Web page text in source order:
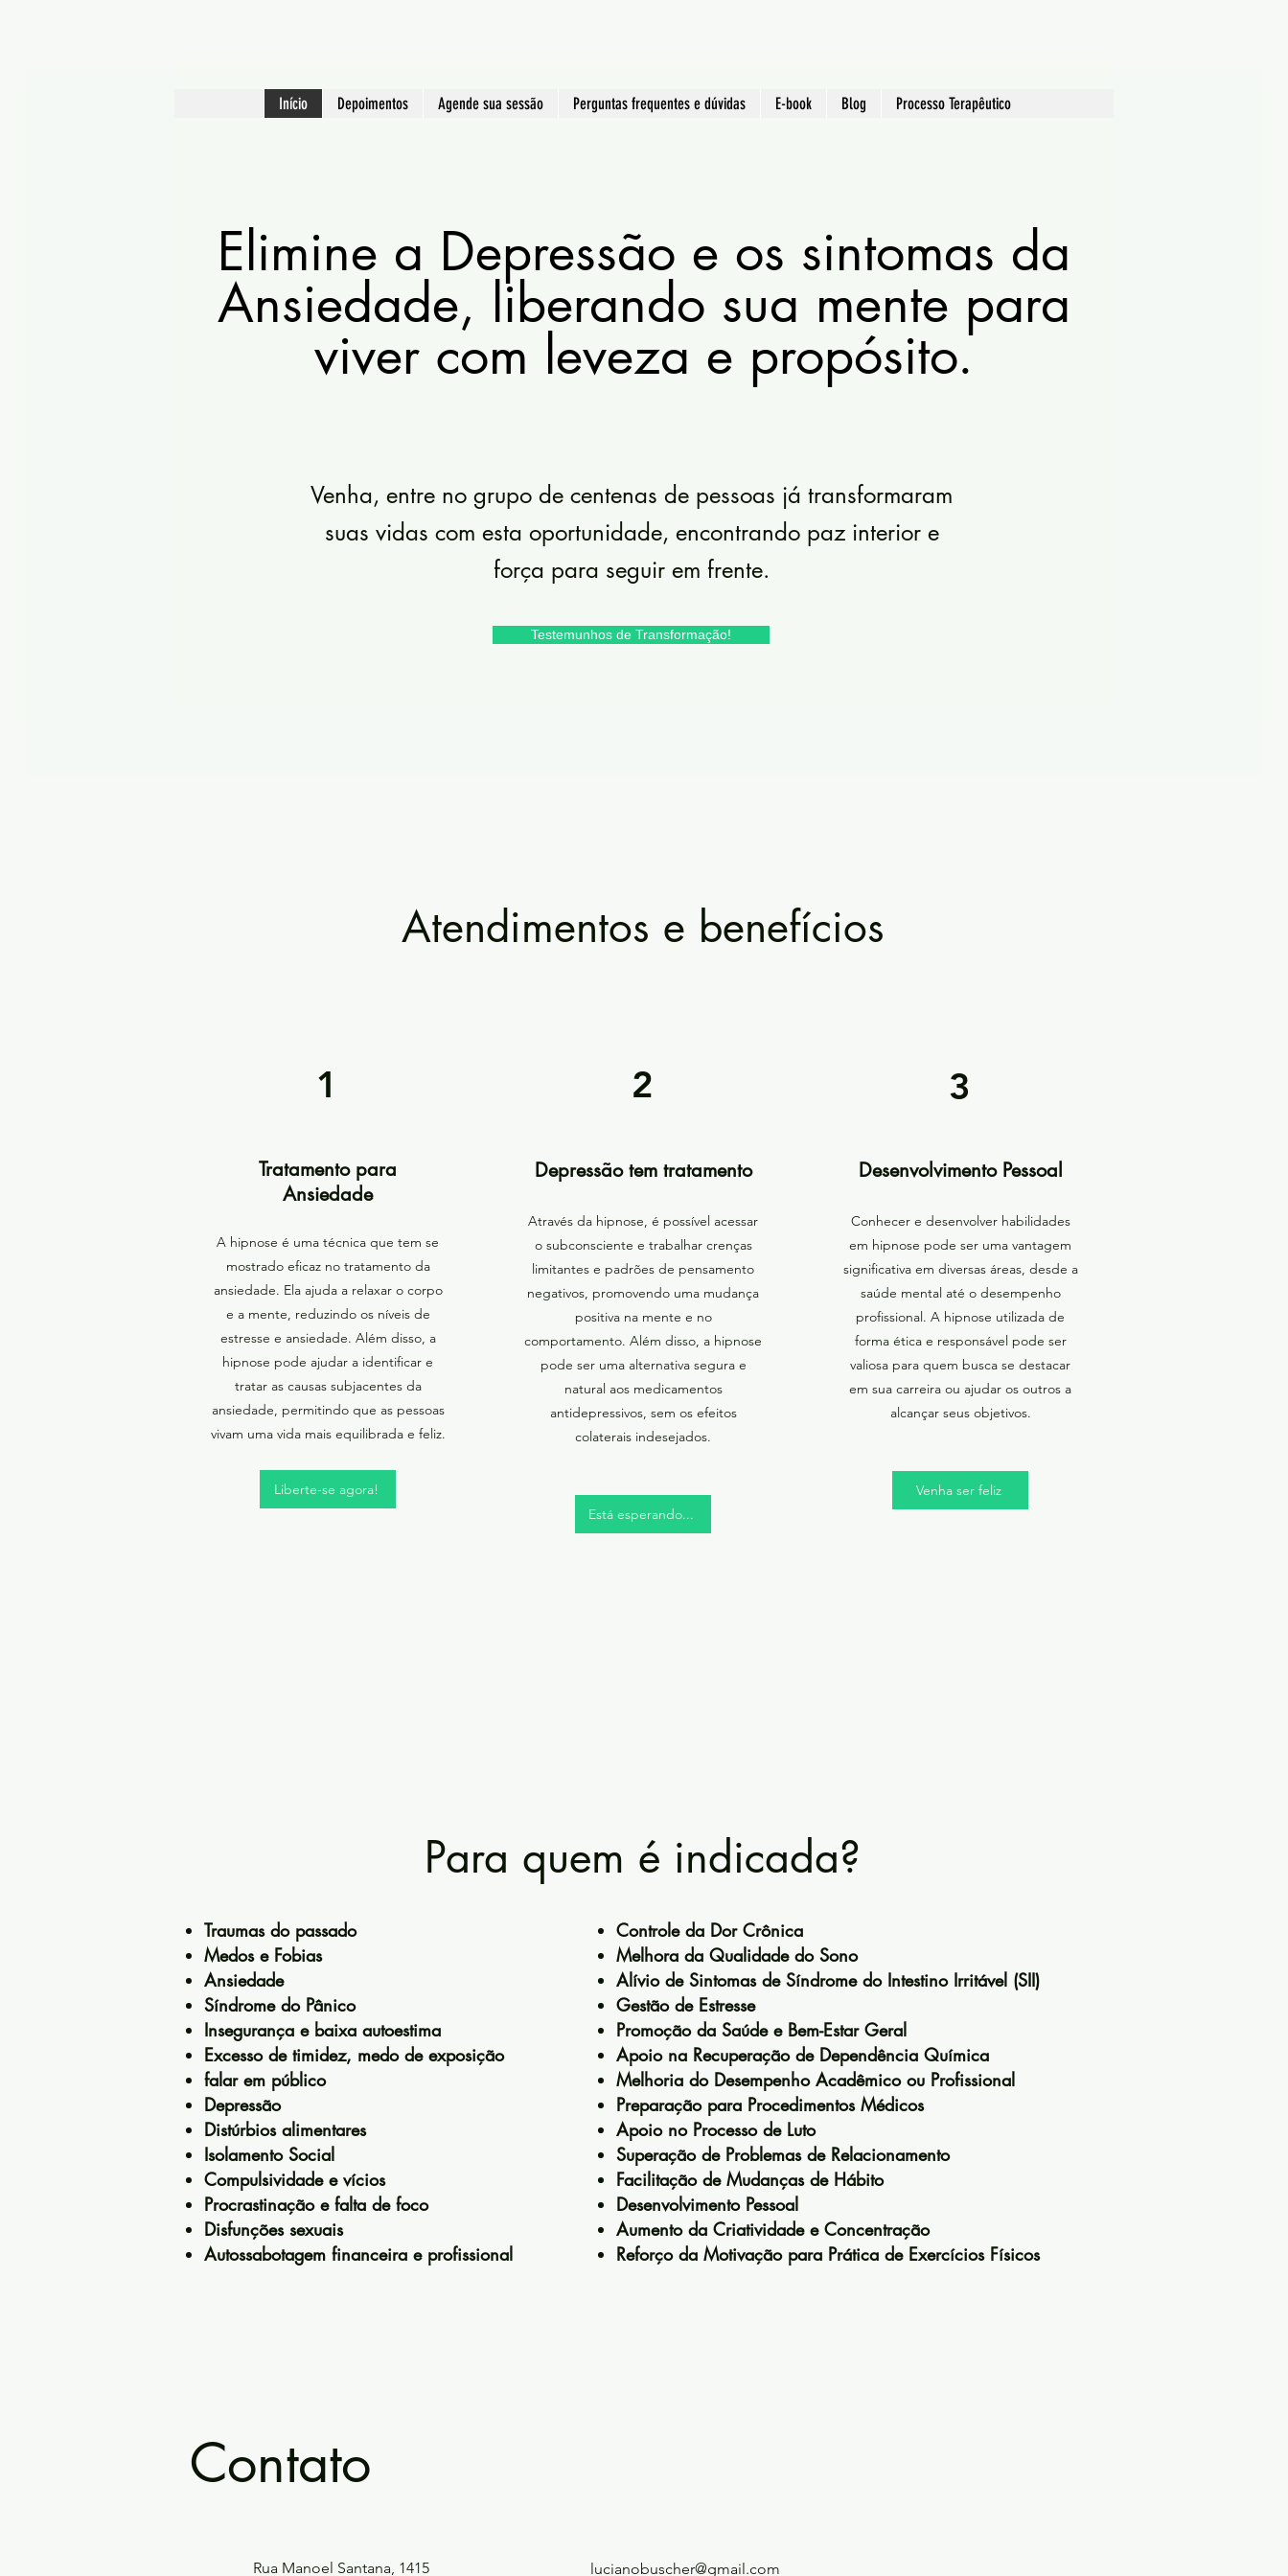
Início Depoimentos Agende sua sessão Perguntas frequentes e dúvidas E-book Blog Processo Terapêutico
Atendimentos e benefícios
Elimine a Depressão e os sintomas da
Ansiedade, liberando sua mente para
viver com leveza e propósito.
Venha, entre no grupo de centenas de pessoas já transformaram
suas vidas com esta oportunidade, encontrando paz interior e
força para seguir em frente.
Testemunhos de Transformação!
1
Tratamento para
Ansiedade
A hipnose é uma técnica que tem se
mostrado eficaz no tratamento da
ansiedade. Ela ajuda a relaxar o corpo
e a mente, reduzindo os níveis de
estresse e ansiedade. Além disso, a
hipnose pode ajudar a identificar e
tratar as causas subjacentes da
ansiedade, permitindo que as pessoas
vivam uma vida mais equilibrada e feliz.
Liberte-se agora!
2
Depressão tem tratamento
Através da hipnose, é possível acessar
o subconsciente e trabalhar crenças
limitantes e padrões de pensamento
negativos, promovendo uma mudança
positiva na mente e no
comportamento. Além disso, a hipnose
pode ser uma alternativa segura e
natural aos medicamentos
antidepressivos, sem os efeitos
colaterais indesejados.
Está esperando...
3
Desenvolvimento Pessoal
Conhecer e desenvolver habilidades
em hipnose pode ser uma vantagem
significativa em diversas áreas, desde a
saúde mental até o desempenho
profissional. A hipnose utilizada de
forma ética e responsável pode ser
valiosa para quem busca se destacar
em sua carreira ou ajudar os outros a
alcançar seus objetivos.
Venha ser feliz
Para quem é indicada?
Traumas do passado
Medos e Fobias
Ansiedade
Síndrome do Pânico
Insegurança e baixa autoestima
Excesso de timidez, medo de exposição
falar em público
Depressão
Distúrbios alimentares
Isolamento Social
Compulsividade e vícios
Procrastinação e falta de foco
Disfunções sexuais
Autossabotagem financeira e profissional
Controle da Dor Crônica
Melhora da Qualidade do Sono
Alívio de Sintomas de Síndrome do Intestino Irritável (SII)
Gestão de Estresse
Promoção da Saúde e Bem-Estar Geral
Apoio na Recuperação de Dependência Química
Melhoria do Desempenho Acadêmico ou Profissional
Preparação para Procedimentos Médicos
Apoio no Processo de Luto
Superação de Problemas de Relacionamento
Facilitação de Mudanças de Hábito
Desenvolvimento Pessoal
Aumento da Criatividade e Concentração
Reforço da Motivação para Prática de Exercícios Físicos
Contato
Rua Manoel Santana, 1415 lucianobuscher@gmail.com